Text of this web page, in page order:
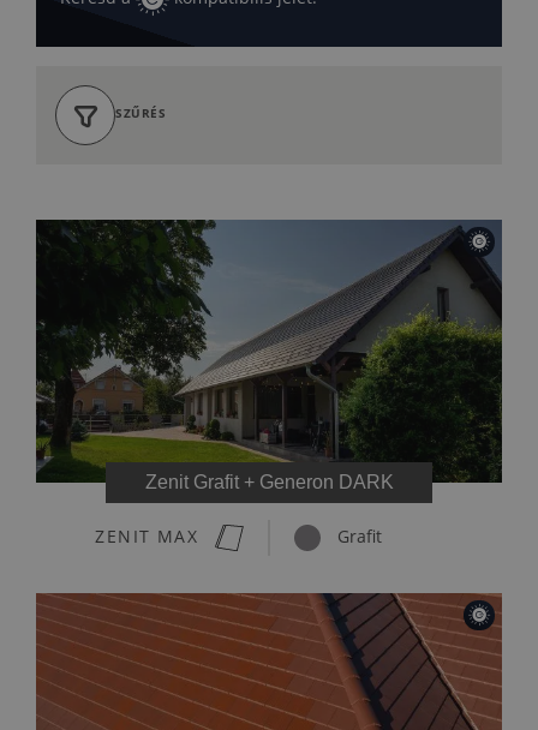
SZŰRÉS
Zenit Grafit + Generon DARK
ZENIT MAX Grafit